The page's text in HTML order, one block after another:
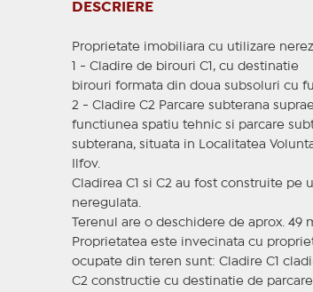
DESCRIERE
Proprietate imobiliara cu utilizare
1 - Cladire de birouri C1, cu destinatie
birouri formata din doua subsoluri cu
2 - Cladire C2 Parcare subterana
functiunea spatiu tehnic si parcare
subterana, situata in Localitatea
Ilfov.
Cladirea C1 si C2 au fost construite pe
neregulata.
Terenul are o deschidere de aprox. 49
Proprietatea este invecinata cu
ocupate din teren sunt: Cladire C1
C2 constructie cu destinatie de